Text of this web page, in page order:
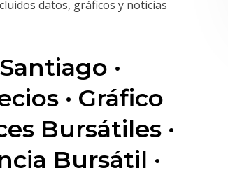
datos, gráficos y noticias
·
· Gráfico
Bursátiles ·
Bursátil ·